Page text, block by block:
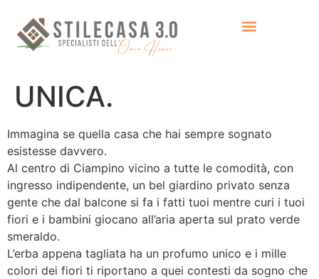
UNICA.
Immagina se quella casa che hai sempre sognato
esistesse davvero.
Al centro di Ciampino vicino a tutte le comodità, con
ingresso indipendente, un bel giardino privato senza
gente che dal balcone si fa i fatti tuoi mentre curi i tuoi
fiori e i bambini giocano all’aria aperta sul prato verde
smeraldo.
L’erba appena tagliata ha un profumo unico e i mille
colori dei fiori ti riportano a quei contesti da sogno che